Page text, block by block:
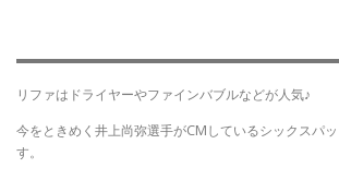
リファはドライヤーやファインバブルなどが人気♪
今をときめく井上尚弥選手がCMしているシックスパ
す。